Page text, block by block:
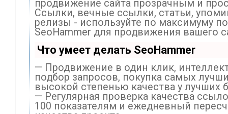
продвижение сайта прозрачным и
Ссылки, вечные ссылки, статьи,
релизы - используйте по максимуму
SeoHammer для продвижения вашего
Что умеет делать SeoHammer
— Продвижение в один клик,
подбор запросов, покупка самых
высокой степенью качества у лучших
— Регулярная проверка качества
100 показателям и ежедневный